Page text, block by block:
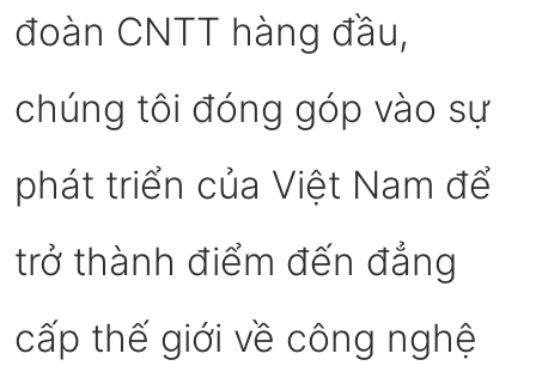
đoàn CNTT hàng đầu,
chúng tôi đóng góp vào sự
phát triển của Việt Nam để
trở thành điểm đến đẳng
cấp thế giới về công nghệ